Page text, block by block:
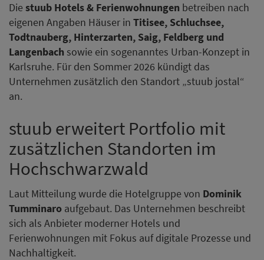
Die stuub Hotels & Ferienwohnungen betreiben nach
eigenen Angaben Häuser in Titisee, Schluchsee,
Todtnauberg, Hinterzarten, Saig, Feldberg und
Langenbach sowie ein sogenanntes Urban-Konzept in
Karlsruhe. Für den Sommer 2026 kündigt das
Unternehmen zusätzlich den Standort „stuub jostal“
an.
stuub erweitert Portfolio mit
zusätzlichen Standorten im
Hochschwarzwald
Laut Mitteilung wurde die Hotelgruppe von Dominik
Tumminaro aufgebaut. Das Unternehmen beschreibt
sich als Anbieter moderner Hotels und
Ferienwohnungen mit Fokus auf digitale Prozesse und
Nachhaltigkeit.